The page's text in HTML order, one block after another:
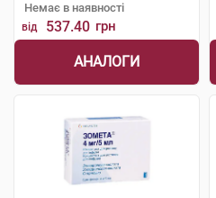
Немає в наявності
від 537.40 грн
АНАЛОГИ